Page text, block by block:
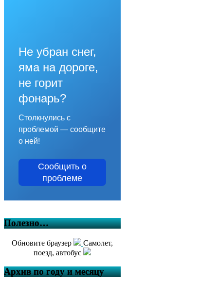
Не убран снег,
яма на дороге,
не горит
фонарь?
Столкнулись с
проблемой — сообщите
о ней!
Сообщить о
проблеме
Полезно…
Обновите браузер
Самолет,
поезд, автобус
Архив по году и месяцу